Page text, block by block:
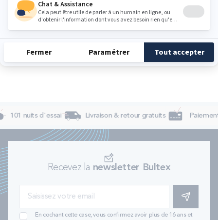
Vendredi
Samedi 10:00 - 12:00 14:00 - 19:00
101 nuits d'essai Livraison & retour gratuits
Recevez la newsletter Bultex
S'INSCRIRE
En cochant cette case, vous confirmez avoir plus de 16 ans et